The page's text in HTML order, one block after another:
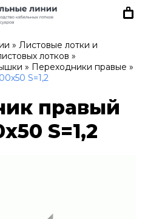
» Листовые лотки и
лотков »
» Переходники правые »
S=1,2
правый
S=1,2